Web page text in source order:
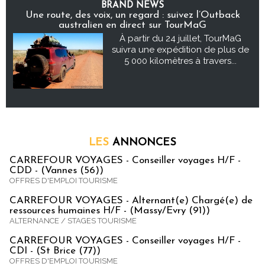
BRAND NEWS
Une route, des voix, un regard : suivez l’Outback
australien en direct sur TourMaG
À partir du 24 juillet, TourMaG
suivra une expédition de plus de
5 000 kilomètres à travers...
LES ANNONCES
CARREFOUR VOYAGES - Conseiller voyages H/F -
CDD - (Vannes (56))
OFFRES D'EMPLOI TOURISME
CARREFOUR VOYAGES - Alternant(e) Chargé(e) de
ressources humaines H/F - (Massy/Evry (91))
ALTERNANCE / STAGES TOURISME
CARREFOUR VOYAGES - Conseiller voyages H/F -
CDI - (St Brice (77))
OFFRES D'EMPLOI TOURISME